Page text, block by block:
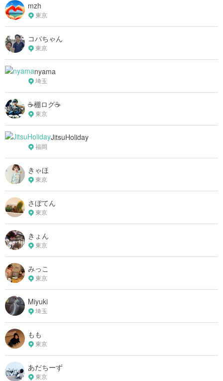
mzh
東京
コバちゃん
東京
nyama
埼玉
☕️棚ログ☕️
東京
JitsuHoliday
福岡
きゃほ
東京
さぼてん
東京
きょん
東京
みっこ
東京
Miyuki
埼玉
もも
東京
あだちーず
東京